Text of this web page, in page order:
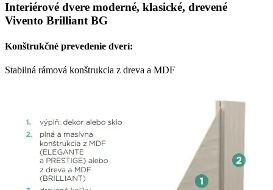
Interiérové dvere moderné, klasické, drevené
Vivento Brilliant BG
Konštrukčné prevedenie dverí:
Stabilná rámová konštrukcia z dreva a MDF